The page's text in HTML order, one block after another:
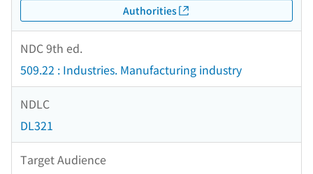
Authorities
NDC 9th ed.
509.22 : Industries. Manufacturing industry
NDLC
DL321
Target Audience